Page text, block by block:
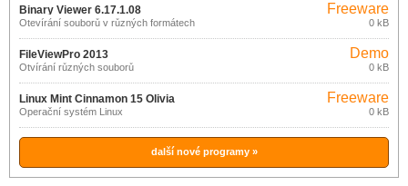
Binary Viewer 6.17.1.08
Otevírání souborů v různých formátech
Freeware
0 kB
FileViewPro 2013
Otvírání různých souborů
Demo
0 kB
Linux Mint Cinnamon 15 Olivia
Operační systém Linux
Freeware
0 kB
další nové programy »